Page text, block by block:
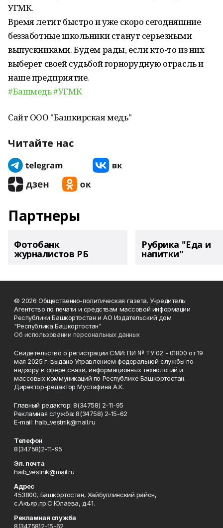
УГМК.
Время летит быстро и уже скоро сегодняшние
беззаботные школьники станут серьезными
выпускниками. Будем рады, если кто-то из них
выберет своей судьбой горнорудную отрасль и
наше предприятие.
#Башмедь#УГМК
Сайт ООО "Башкирская медь"
Читайте нас
Партнеры
Фотобанк
журналистов РБ
Рубрика "Еда и
напитки"
© 2026 Общественно-политическая газета. Учредитель:
Агентство по печати и средствам массовой информации
Республики Башкортостан и АО Издательский дом
"Республика Башкортостан"
Об использовании персональных данных
Свидетельство о регистрации СМИ: ПИ № ТУ 02 - 01800 от 19
мая 2025 г. выдано Управлением федеральной службы по
надзору в сфере связи, информационных технологий и
массовых коммуникаций по Республике Башкортостан.
Директор-редактор Мустафина А.К.
Главный редактор: 8(34758) 2-11-95
Рекламная служба: 8(34758) 2-15-62
Е-mаil: haib_vestnik@mail.ru
Телефон
8(34758)2-11-95
Эл. почта
haib_vestnik@mail.ru
Адрес
453800, Башкортостан, Хайбуллинский район,
с.Акъяр,пр.С.Юлаева, д.41.
Рекламная служба
8(34758)2-15-62